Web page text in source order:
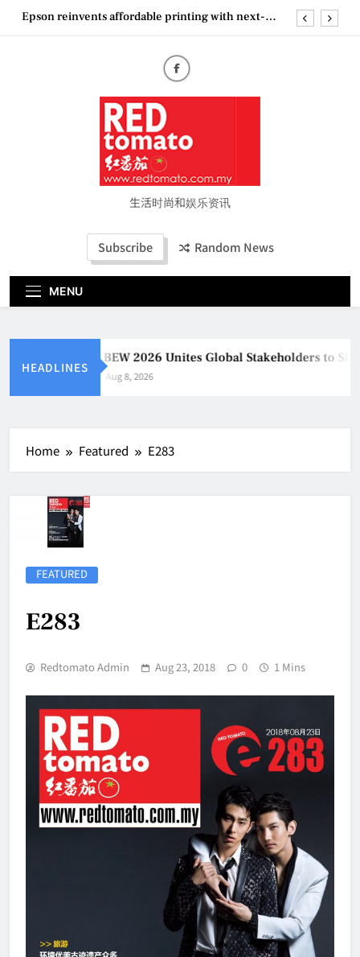
SkipCouture Fashion Week Malaysia 2026– Press
the Future of Business Events
Vietjet Thailand Gears Up for Kuala Lumpur–
Bangkok Service Launch on9 October
Epson reinvents affordable printing with next-
generation EcoTank Series
Couture Fashion Week Malaysia 2026– Press
生活时尚和娱乐资讯
Subscribe Random News
MENU
HEADLINES
MBEW 2026 Unites Global Stakeholders to Shape
Aug 8, 2026
Home Featured E283
FEATURED
E283
Redtomato Admin Aug 23, 2018 0 1 Mins